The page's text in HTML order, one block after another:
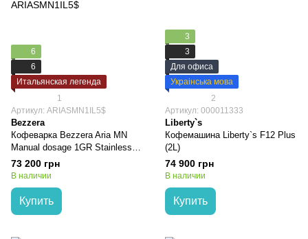
6
6
Итальянская легенда
1
Артикул: ARIASMN1IL5$
Bezzera
Кофеварка Bezzera Aria MN
Manual dosage 1GR Stainless
steel ARIASMN1IL5$
73 200 грн
В наличии
Купить
3
3
Для офиса
Украінська мова
2
Артикул: 000011333
Liberty`s
Кофемашина Liberty`s F12 Plus
(2L)
74 900 грн
В наличии
Купить